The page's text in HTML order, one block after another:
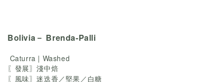
Bolivia－ Brenda-Palli
Caturra | Washed
〖發展〗淺中焙
〖風味〗迷迭香／堅果／白糖